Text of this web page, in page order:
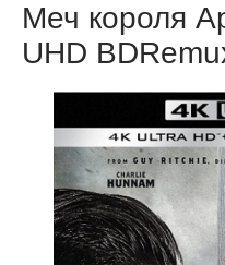
Меч короля
UHD